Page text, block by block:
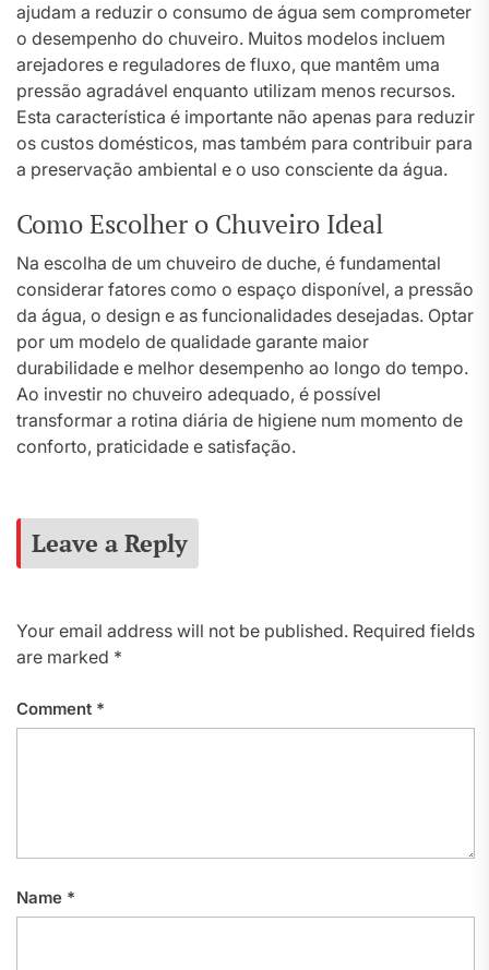
ajudam a reduzir o consumo de água sem comprometer
o desempenho do chuveiro. Muitos modelos incluem
arejadores e reguladores de fluxo, que mantêm uma
pressão agradável enquanto utilizam menos recursos.
Esta característica é importante não apenas para reduzir
os custos domésticos, mas também para contribuir para
a preservação ambiental e o uso consciente da água.
Como Escolher o Chuveiro Ideal
Na escolha de um chuveiro de duche, é fundamental
considerar fatores como o espaço disponível, a pressão
da água, o design e as funcionalidades desejadas. Optar
por um modelo de qualidade garante maior
durabilidade e melhor desempenho ao longo do tempo.
Ao investir no chuveiro adequado, é possível
transformar a rotina diária de higiene num momento de
conforto, praticidade e satisfação.
Leave a Reply
Your email address will not be published. Required fields
are marked *
Comment *
Name *